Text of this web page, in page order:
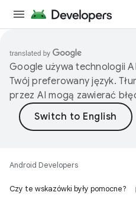
Google używa technologii
Twój preferowany język.
przez AI mogą zawierać
Android Developers
Czy te wskazówki były pomocne?